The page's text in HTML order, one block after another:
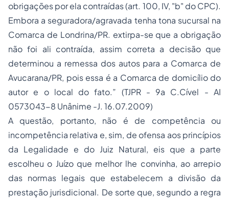
obrigações por ela contraídas (art. 100, IV, "b" do CPC).
Embora a seguradora/agravada tenha tona sucursal na
Comarca de Londrina/PR. extirpa-se que a obrigação
não foi ali contraída, assim correta a decisão que
determinou a remessa dos autos para a Comarca de
Avucarana/PR, pois essa é a Comarca de domicílio do
autor e o local do fato.” (TJPR - 9a C.Cível - AI
0573043-8 Unânime -J. 16.07.2009)
A questão, portanto, não é de competência ou
incompetência relativa e, sim, de ofensa aos princípios
da Legalidade e do Juiz Natural, eis que a parte
escolheu o Juízo que melhor lhe convinha, ao arrepio
das normas legais que estabelecem a divisão da
prestação jurisdicional. De sorte que, segundo a regra